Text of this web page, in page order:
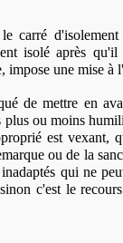
carré
isolé après
impose une mise à
de mettre en
ou moins
est vexant,
ou de la
qui ne
c'est le